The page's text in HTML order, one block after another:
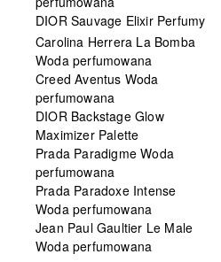
DIOR Sauvage Elixir Perfumy
Carolina Herrera La Bomba
Woda perfumowana
Creed Aventus Woda
perfumowana
DIOR Backstage Glow
Maximizer Palette
Prada Paradigme Woda
perfumowana
Prada Paradoxe Intense
Woda perfumowana
Jean Paul Gaultier Le Male
Woda perfumowana